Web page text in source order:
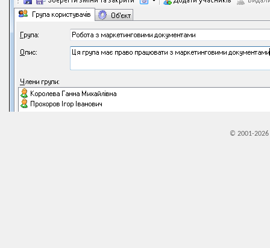
© 2001-2026